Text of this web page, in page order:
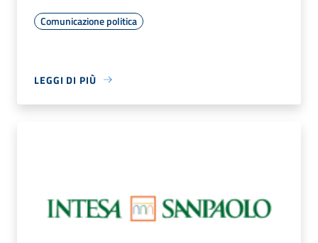
Comunicazione politica
LEGGI DI PIÙ